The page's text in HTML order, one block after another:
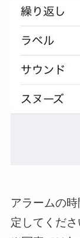
アラームの
定してくださ